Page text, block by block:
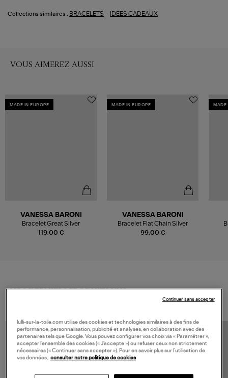
Collections similaires : BRACELETS - IDEES CADEAUX
VOUS AIMEREZ AUSSI
MADE IN EUROPE
119,00 €
VANESSA BARONI
Bracelet Great Silver
MADE IN EUROPE
99,00 €
VANESSA BARONI
Bracelet Flat Chain Silver
MADE
VOS DERNIERS PRODUITS VUS
lulli-sur-la-toile.com utilise des cookies et technologies similaires à des fins de
performance, personnalisation, publicité et analyses, en collaboration avec des
partenaires tels que Google. Vous pouvez configurer vos choix via « Paramétrer »,
accepter l’ensemble des cookies (« J’accepte ») ou refuser ceux non strictement
nécessaires (« Continuer sans accepter »). Pour en savoir plus sur l’utilisation de
vos données, consulter notre politique de cookies
Continuer sans accepter